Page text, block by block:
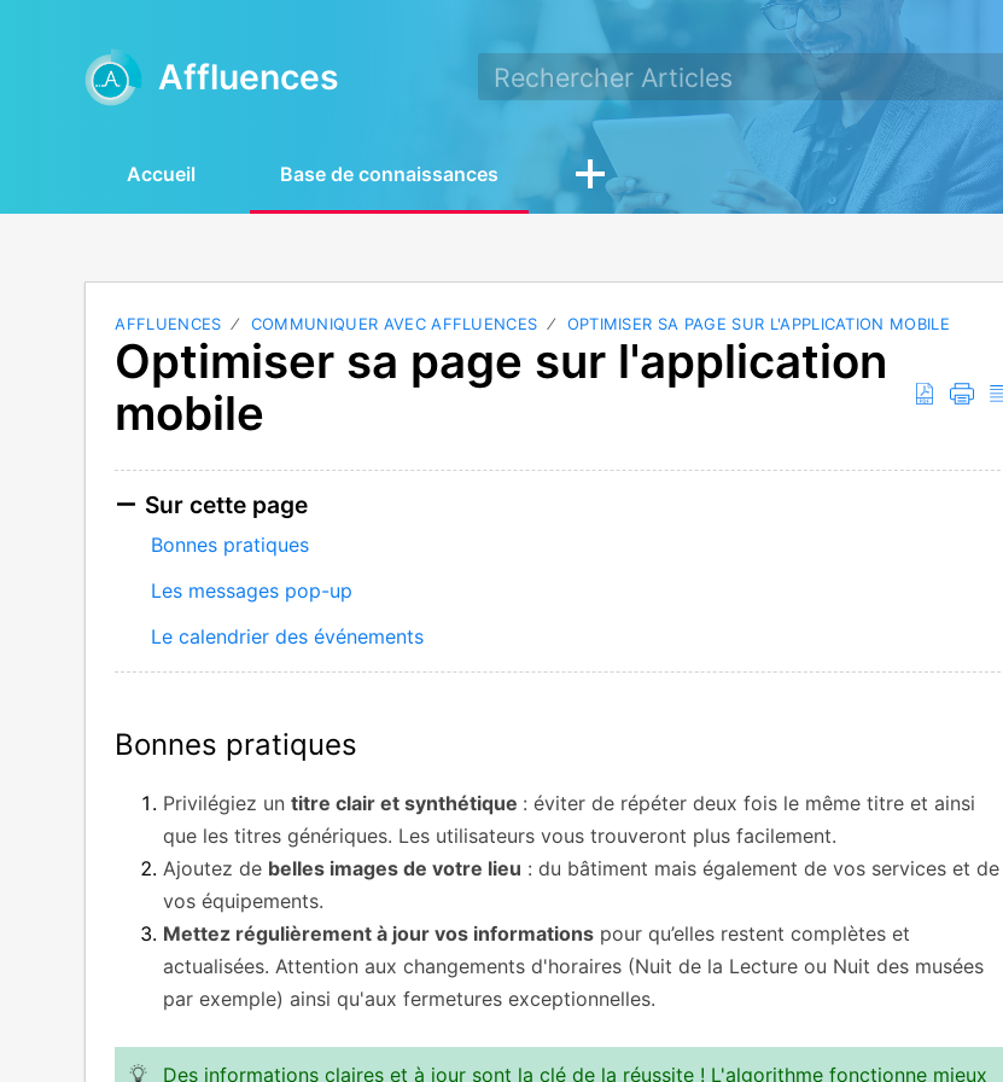
Affluences
Accueil Base de connaissances
AFFLUENCES COMMUNIQUER AVEC AFFLUENCES OPTIMISER SA PAGE SUR L'APPLICATION MOBILE
Optimiser sa page sur l'application
mobile
Sur cette page
Bonnes pratiques
Les messages pop-up
Le calendrier des événements
Bonnes pratiques
Privilégiez untitre clair et synthétique : éviter de répéter deux fois le même titre et ainsi
que les titres génériques. Les utilisateurs vous trouveront plus facilement.
Ajoutez de belles images de votre lieu : du bâtiment mais également de vos services et de
vos équipements.
Mettez régulièrement à jour vos informations pour qu’elles restent complètes et
actualisées. Attention aux changements d'horaires (Nuit de la Lecture ou Nuit des musées
par exemple) ainsi qu'aux fermetures exceptionnelles.
Des informations claires et à jour sont la clé de la réussite ! L'algorithme fonctionne mieux